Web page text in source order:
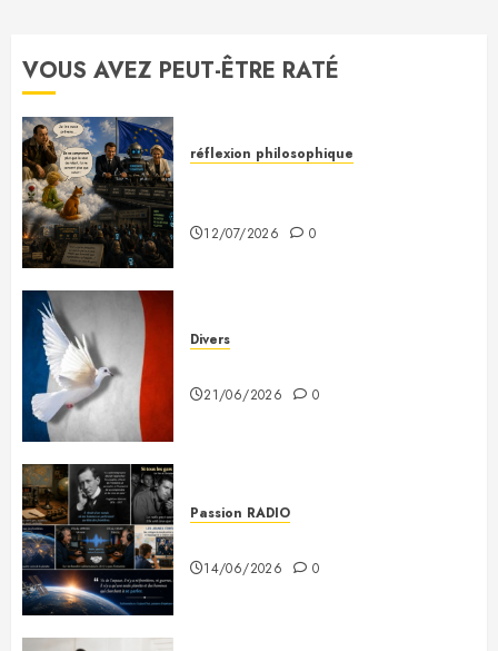
VOUS AVEZ PEUT-ÊTRE RATÉ
réflexion philosophique
12/07/2026 0
Divers
21/06/2026 0
Passion RADIO
14/06/2026 0